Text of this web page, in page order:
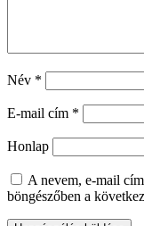
Név *
E-mail cím *
Honlap
A nevem, e-mail
böngészőben a